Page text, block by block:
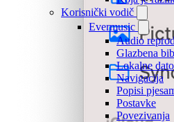
Korisnički vodič
Evermusic
Audio
Glazbena
Lokalne
Navigacija
Popisi
Postavke
Povezivanja